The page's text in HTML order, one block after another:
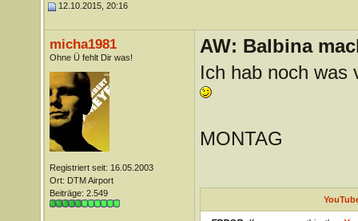
12.10.2015, 20:16
micha1981
Ohne Ü fehlt Dir was!
Registriert seit: 16.05.2003
Ort: DTM Airport
Beiträge: 2.549
AW: Balbina
Ich hab noch was
MONTAG